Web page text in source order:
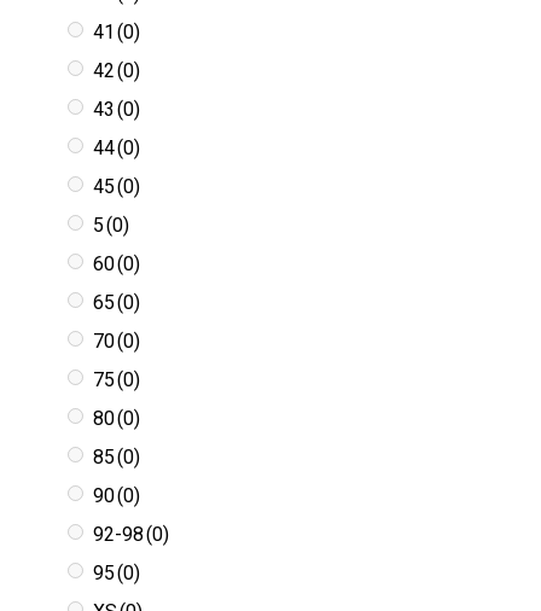
41 (0)
42(0)
43 (0)
44(0)
45(0)
5(0)
60(0)
65(0)
70(0)
75(0)
80(0)
85(0)
90(0)
92-98(0)
95(0)